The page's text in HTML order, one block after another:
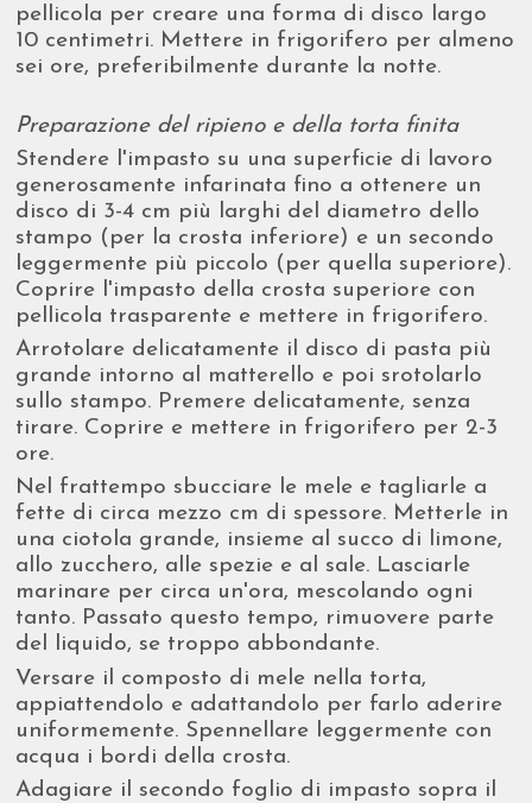
pellicola per creare una forma di disco largo
10 centimetri. Mettere in frigorifero per almeno
sei ore, preferibilmente durante la notte.
Preparazione del ripieno e della torta finita
Stendere l'impasto su una superficie di lavoro
generosamente infarinata fino a ottenere un
disco di 3-4 cm più larghi del diametro dello
stampo (per la crosta inferiore) e un secondo
leggermente più piccolo (per quella superiore).
Coprire l'impasto della crosta superiore con
pellicola trasparente e mettere in frigorifero.
Arrotolare delicatamente il disco di pasta più
grande intorno al matterello e poi srotolarlo
sullo stampo. Premere delicatamente, senza
tirare. Coprire e mettere in frigorifero per 2-3
ore.
Nel frattempo sbucciare le mele e tagliarle a
fette di circa mezzo cm di spessore. Metterle in
una ciotola grande, insieme al succo di limone,
allo zucchero, alle spezie e al sale. Lasciarle
marinare per circa un'ora, mescolando ogni
tanto. Passato questo tempo, rimuovere parte
del liquido, se troppo abbondante.
Versare il composto di mele nella torta,
appiattendolo e adattandolo per farlo aderire
uniformemente. Spennellare leggermente con
acqua i bordi della crosta.
Adagiare il secondo foglio di impasto sopra il